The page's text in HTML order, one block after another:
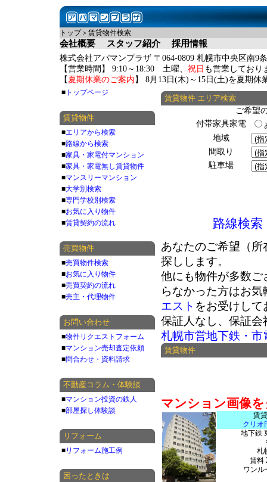
トップ＞賃貸物件検索
会社概要 スタッフ紹介 採用情報
株式会社アパマンプラザ 〒064-0809 札幌市中央区南9
【営業時間】 9:10～18:30 土曜、 祝日 も営業しており
【 夏期休業のご案内 】 8月13日(木)～15日(土)を夏期休
賃貸物件 エリア検索
ご希望
付帯家具家電
地域
間取り
駐車場
路線検索
あなたのご希望（
探しします。
他にも物件が多数
らなかった方はお
エスト をお受けして
保証人なし、保証
札幌市営地下鉄・市
賃貸物件
マンション画像
賃
クリオ
地下鉄
札
賃料
ワンル
■ トップページ
賃貸物件
■エリアから検索
■路線から検索
■家具・家電付マンション
■家具・家電無し賃貸物件
■マンスリーマンション
■大学別検索
■専門学校別検索
■お気に入り物件
■賃貸契約の流れ
売買物件
■売買物件検索
■お気に入り物件
■売買契約の流れ
■売主・代理物件
お問い合わせ
■物件リクエストフォーム
■マンション売却査定依頼
■問合わせ・資料請求
不動産コラム・体験談
■マンション投資の鉄人
■部屋探し体験談
リフォーム
■リフォーム施工例
困ったときは